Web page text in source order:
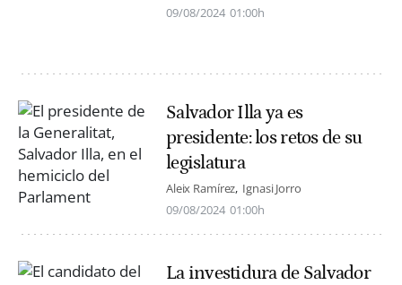
09/08/2024 01:00h
Salvador Illa ya es
presidente: los retos de su
legislatura
Aleix Ramírez Ignasi Jorro
09/08/2024 01:00h
La investidura de Salvador